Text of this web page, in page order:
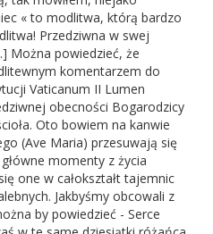
« to modlitwa, którą bardzo
Przedziwna w swej
Można powiedzieć, że
komentarzem do
Vaticanum II Lumen
obecności Bogarodzicy
Oto bowiem na kanwie
(Ave Maria) przesuwają się
momenty z życia
one w całokształt tajemnic
Jakbyśmy obcowali z
by powiedzieć - Serce